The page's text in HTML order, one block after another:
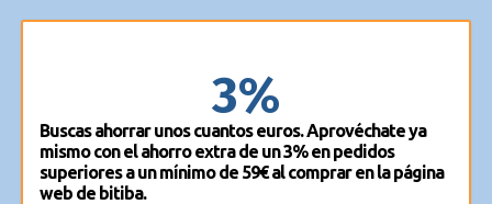
3%
Buscas ahorrar unos cuantos euros. Aprovéchate ya
mismo con el ahorro extra de un 3% en pedidos
superiores a un mínimo de 59€ al comprar en la página
web de bitiba.